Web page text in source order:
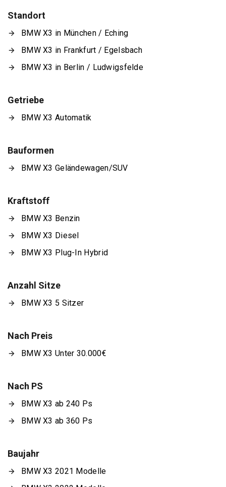
Standort
BMW X3 in München / Eching
BMW X3 in Frankfurt / Egelsbach
BMW X3 in Berlin / Ludwigsfelde
Getriebe
BMW X3 Automatik
Bauformen
BMW X3 Geländewagen/SUV
Kraftstoff
BMW X3 Benzin
BMW X3 Diesel
BMW X3 Plug-In Hybrid
Anzahl Sitze
BMW X3 5 Sitzer
Nach Preis
BMW X3 Unter 30.000€
Nach PS
BMW X3 ab 240 Ps
BMW X3 ab 360 Ps
Baujahr
BMW X3 2021 Modelle